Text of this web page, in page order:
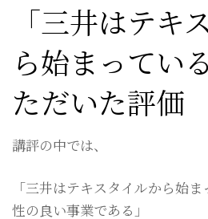
「三井はテキ
ら始まってい
ただいた評価
講評の中では、
「三井はテキスタイルから始
性の良い事業である」